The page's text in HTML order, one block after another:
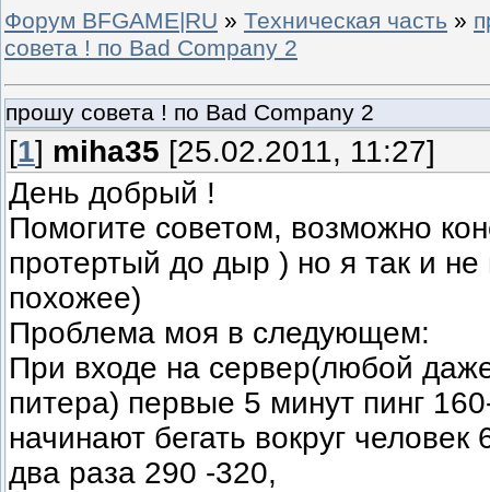
Форум BFGAME|RU » Техническая часть »
совета ! по Bad Company 2
прошу совета ! по Bad Company 2
[1] miha35 [25.02.2011, 11:27]
День добрый !
Помогите советом, возможно
протертый до дыр ) но я так и
похожее)
Проблема моя в следующем:
При входе на сервер(любой
питера) первые 5 минут пинг
начинают бегать вокруг человек
два раза 290 -320,